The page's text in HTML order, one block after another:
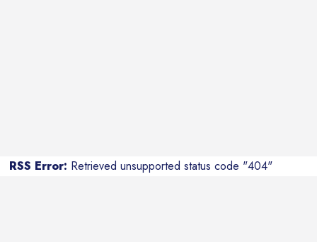
RSS Error: Retrieved unsupported status code "404"